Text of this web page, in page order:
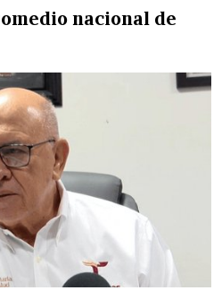
nacional de